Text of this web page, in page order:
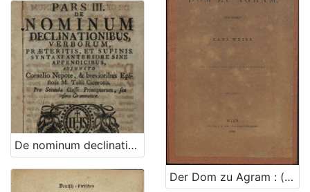
De nominum declinationibus, verborum, praeteritis, et supinis : syntaxi anteriore sine appendicibus : pro secunda classe principiorum, seu infima grammaticae : adjuncto Cornelio Nepote, & brevioribus epistolis M. Tullii Ciceronis / Emmanualis Alvari e societate Jesu
Der Dom zu Agram : (mit 1 Tafel und XXVII Holzschnitten) / beschrieben von Karl Weiss ; [autor crteža J. Lippert]